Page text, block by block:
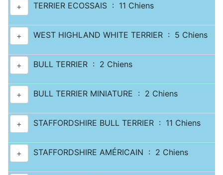
+ TERRIER ECOSSAIS : 11 Chiens
+ WEST HIGHLAND WHITE TERRIER : 5 Chiens
+ BULL TERRIER : 2 Chiens
+ BULL TERRIER MINIATURE : 2 Chiens
+ STAFFORDSHIRE BULL TERRIER : 11 Chiens
+ STAFFORDSHIRE AMÉRICAIN : 2 Chiens